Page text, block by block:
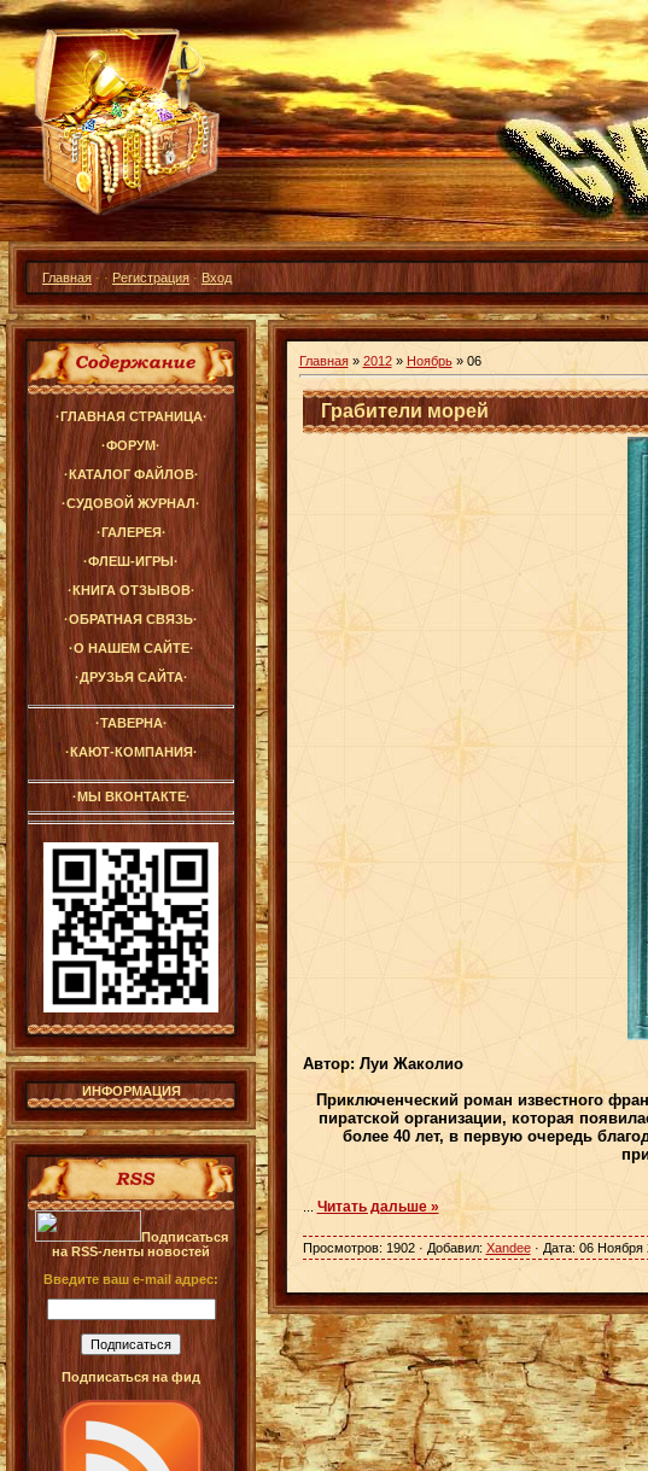
Главная · · Регистрация· Вход
·ГЛАВНАЯ СТРАНИЦА·
·ФОРУМ·
·КАТАЛОГ ФАЙЛОВ·
·СУДОВОЙ ЖУРНАЛ·
·ГАЛЕРЕЯ·
·ФЛЕШ-ИГРЫ·
·КНИГА ОТЗЫВОВ·
·ОБРАТНАЯ СВЯЗЬ·
·О НАШЕМ САЙТЕ·
·ДРУЗЬЯ САЙТА·
·ТАВЕРНА·
·КАЮТ-КОМПАНИЯ·
·МЫ ВКОНТАКТЕ·
ИНФОРМАЦИЯ
Подписаться
на RSS-ленты новостей
Введите ваш e-mail адрес:
Подписаться на фид
Главная» 2012 » Ноябрь » 06
Грабители морей
Автор: Луи Жаколио
Приключенческий роман известного
пиратской организации, которая
более 40 лет, в первую очередь
Читать дальше »
Просмотров: 1902 · Добавил: Xandee· Дата: 06 Ноября